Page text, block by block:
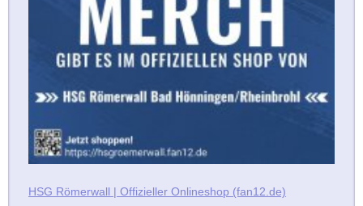
HSG Römerwall | Offizieller Onlineshop (fan12.de)